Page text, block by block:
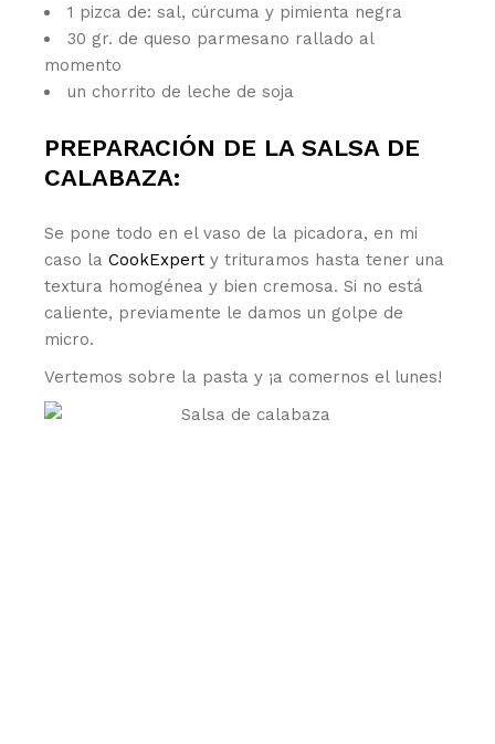
1 pizca de: sal, cúrcuma y pimienta negra
30 gr. de queso parmesano rallado al
momento
un chorrito de leche de soja
PREPARACIÓN DE LA SALSA DE
CALABAZA:
Se pone todo en el vaso de la picadora, en mi
caso laCookExpert y trituramos hasta tener una
textura homogénea y bien cremosa. Si no está
caliente, previamente le damos un golpe de
micro.
Vertemos sobre la pasta y ¡a comernos el lunes!